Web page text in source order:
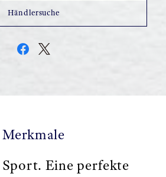
Händlersuche
Merkmale
Eine perfekte